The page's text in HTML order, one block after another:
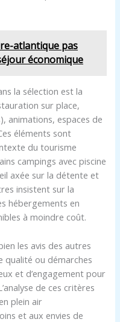
atlantique pas
économique
la sélection est la
sur place,
animations, espaces de
éléments sont
du tourisme
campings avec piscine
axée sur la détente et
insistent sur la
hébergements en
à moindre coût.
les avis des autres
qualité ou démarches
et d’engagement pour
de ces critères
plein air
et aux envies de